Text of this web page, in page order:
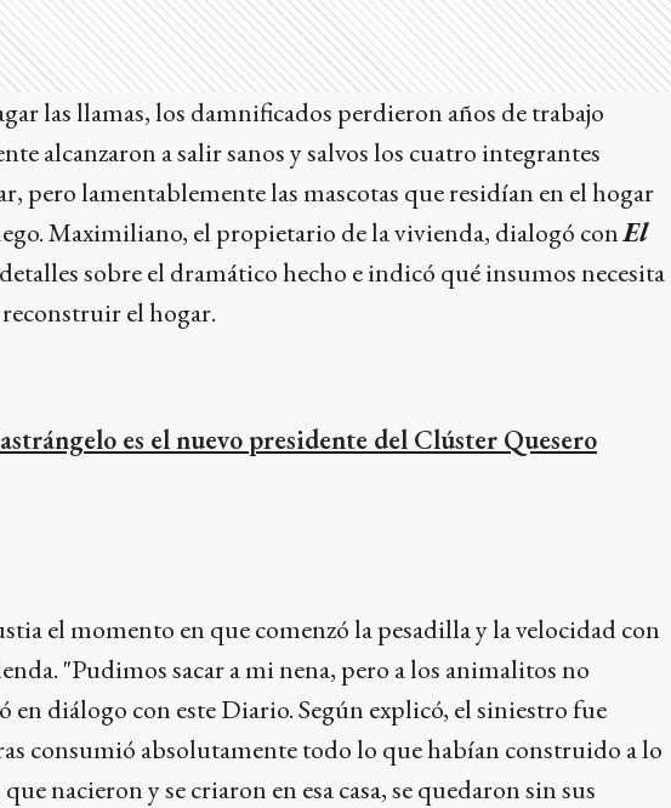
las llamas, los damnificados perdieron años de trabajo
alcanzaron a salir sanos y salvos los cuatro integrantes
pero lamentablemente las mascotas que residían en el hogar
Maximiliano, el propietario de la vivienda, dialogó conEl
sobre el dramático hecho e indicó qué insumos necesita
el hogar.
es el nuevo presidente del Clúster Quesero
el momento en que comenzó la pesadilla y la velocidad con
"Pudimos sacar a mi nena, pero a los animalitos no
en diálogo con este Diario. Según explicó, el siniestro fue
consumió absolutamente todo lo que habían construido a lo
nacieron y se criaron en esa casa, se quedaron sin sus